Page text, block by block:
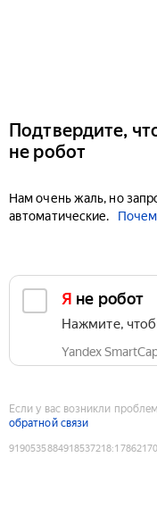
Подтвердите,
не робот
Нам очень жаль, но
автоматические.
Я не робот
Нажмите,
Yandex
Если у вас возникли
обратной связи
9190535884918537218: